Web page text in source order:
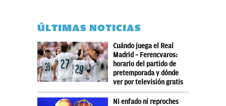
ÚLTIMAS NOTICIAS
Cuándo juega el Real
Madrid – Ferencvaros:
horario del partido de
pretemporada y dónde
ver por televisión gratis
Ni enfado ni reproches